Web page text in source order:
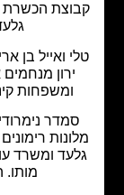
הכשרת
גלעד עם
ואייל בן ארי, שירי
ירון מנחמים את
ומשפחות קינן, קנין
נימרודי
רימונים
ומשרד עורכי
מותו. המנוח